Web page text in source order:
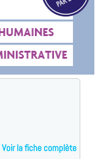
Voir la fiche complète